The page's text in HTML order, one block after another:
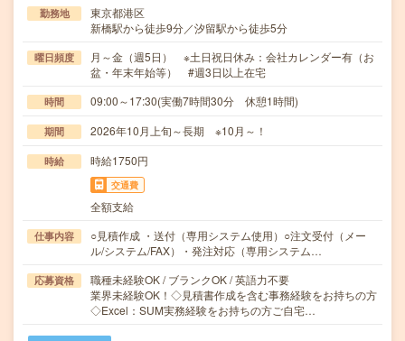
勤務地
東京都港区
新橋駅から徒歩9分／汐留駅から徒歩5分
曜日頻度
月～金（週5日） ※土日祝日休み：会社カレンダー有（お
盆・年末年始等） #週3日以上在宅
時間 09:00～17:30(実働7時間30分 休憩1時間)
期間 2026年10月上旬～長期 ※10月～！
時給 時給1750円
交通費
全額支給
仕事内容
○見積作成 ・送付（専用システム使用）○注文受付（メー
ル/システム/FAX）・発注対応（専用システム…
応募資格
職種未経験OK / ブランクOK / 英語力不要
業界未経験OK！◇見積書作成を含む事務経験をお持ちの方
◇Excel：SUM実務経験をお持ちの方ご自宅…